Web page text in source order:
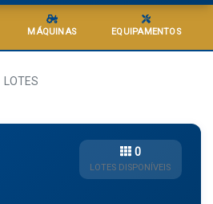
MÁQUINAS EQUIPAMENTOS
LOTES
0
LOTES DISPONÍVEIS